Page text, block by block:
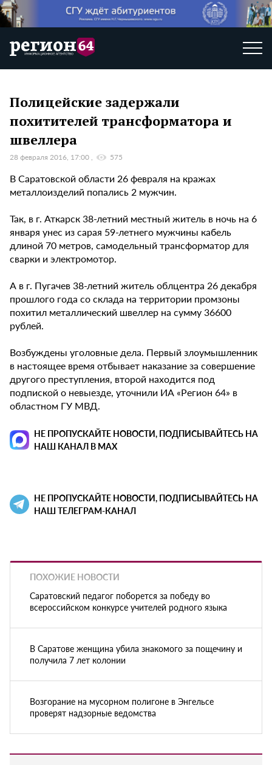
Полицейские задержали
похитителей трансформатора и
швеллера
28 февраля 2016, 17:00 575
В Саратовской области 26 февраля на кражах
металлоизделий попались 2 мужчин.
Так, в г. Аткарск 38-летний местный житель в ночь на 6
января унес из сарая 59-летнего мужчины кабель
длиной 70 метров, самодельный трансформатор для
сварки и электромотор.
А в г. Пугачев 38-летний житель облцентра 26 декабря
прошлого года со склада на территории промзоны
похитил металлический швеллер на сумму 36600
рублей.
Возбуждены уголовные дела. Первый злоумышленник
в настоящее время отбывает наказание за совершение
другого преступления, второй находится под
подпиской о невыезде, уточнили ИА «Регион 64» в
областном ГУ МВД.
НЕ ПРОПУСКАЙТЕ НОВОСТИ, ПОДПИСЫВАЙТЕСЬ НА
НАШ КАНАЛ В MAX
НЕ ПРОПУСКАЙТЕ НОВОСТИ, ПОДПИСЫВАЙТЕСЬ НА
НАШ ТЕЛЕГРАМ-КАНАЛ
ПОХОЖИЕ НОВОСТИ
Саратовский педагог поборется за победу во
всероссийском конкурсе учителей родного языка
В Саратове женщина убила знакомого за пощечину и
получила 7 лет колонии
Возгорание на мусорном полигоне в Энгельсе
проверят надзорные ведомства